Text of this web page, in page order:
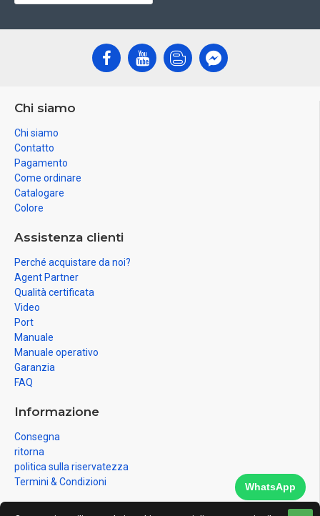
Chi siamo
Chi siamo
Contatto
Pagamento
Come ordinare
Catalogare
Colore
Assistenza clienti
Perché acquistare da noi?
Agent Partner
Qualità certificata
Video
Port
Manuale
Manuale operativo
Garanzia
FAQ
Informazione
Consegna
ritorna
politica sulla riservatezza
Termini & Condizioni
WhatsApp